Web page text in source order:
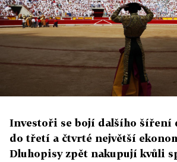
Investoři se bojí dalšího šíření
do třetí a čtvrté největší
Dluhopisy zpět nakupují kvůli